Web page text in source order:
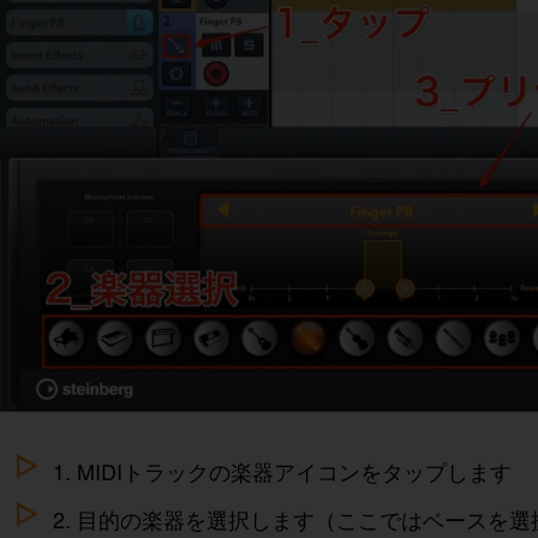
1. MIDIトラックの楽器アイコンをタップします
2. 目的の楽器を選択します（ここではベースを選